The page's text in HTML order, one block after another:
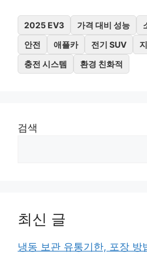
2025 EV3 가격 대비 성능
안전
애플카 전기 SUV
충전 시스템
환경 친화적
검색
최신 글
냉동 보관 유통기한, 포장 방